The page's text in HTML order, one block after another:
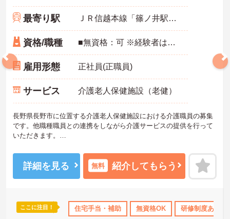
資格取得サポート 研修制度あり 産休･育休･介護休暇取得実績
最寄り駅 ＪＲ信越本線「篠ノ井駅」徒歩20分
資格/職種 ■無資格：可 ※経験者は優遇します。
雇用形態 正社員(正職員)
サービス 介護老人保健施設（老健）
長野県長野市に位置する介護老人保健施設における介護職員の募集
です。他職種職員との連携をしながら介護サービスの提供を行って
いただきます。
きます。また、賞与の支給実績があり、目に見える形での評価制度
を採用されています。
ご興味のある方には、面接対策ポイントなど、さらに詳細をお話し
詳細を見る 無料 紹介してもらう
ここに注目！ 住宅手当・補助 無資格OK 研修制度あり